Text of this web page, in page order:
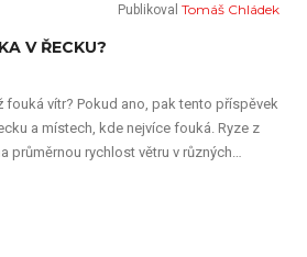
Publikoval Tomáš Chládek
V ŘECKU?
fouká vítr? Pokud ano, pak tento příspěvek
a místech, kde nejvíce fouká. Ryze z
průměrnou rychlost větru v různých